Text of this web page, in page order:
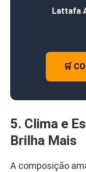
Lattafa
🛒
5. Clima e
Brilha Mais
A composição